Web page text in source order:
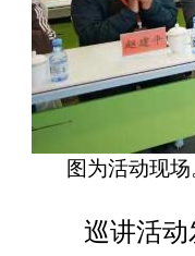
图为活动现场
巡讲活动